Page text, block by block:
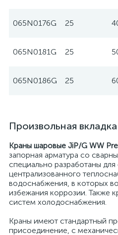
065N0176G 25
065N0181G 25
065N0186G 25
Произвольная вкладка
Краны шаровые JiP/G WW
запорная арматура со
специально разработаны
централизованного
водоснабжения, в которых
избежания коррозии. Также
систем холодоснабжения.
Краны имеют стандартный
присоединение, с